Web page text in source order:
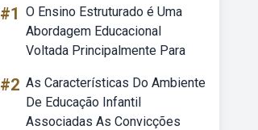
#1 O Ensino Estruturado é Uma
Abordagem Educacional
Voltada Principalmente Para
#2 As Características Do Ambiente
De Educação Infantil
Associadas As Convicções